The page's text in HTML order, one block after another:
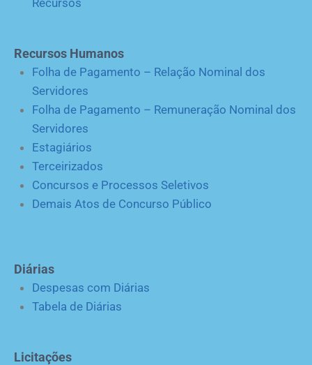
Recursos Humanos
Folha de Pagamento – Relação Nominal dos
Servidores
Folha de Pagamento – Remuneração Nominal dos
Servidores
Estagiários
Terceirizados
Concursos e Processos Seletivos
Demais Atos de Concurso Público
Diárias
Despesas com Diárias
Tabela de Diárias
Licitações